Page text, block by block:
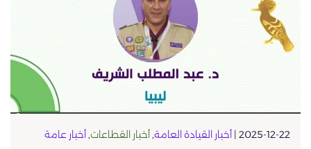
2025-12-22 | أخبار القيادة العامة,أخبار القطاعات,أخبار عامة